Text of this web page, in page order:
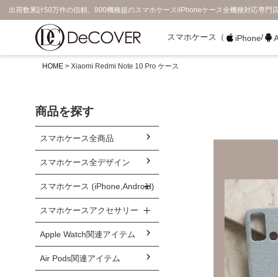
出荷数累計50万件の信頼。800機種超のスマホケース/iPhoneケース全機種対応専門
スマホケース（ iPhone/
HOME Xiaomi Redmi Note 10 Pro ケース
商品を探す
スマホケース全商品
スマホケース全デザイン
スマホケース (iPhone,Android)
スマホケースアクセサリー
Apple Watch関連アイテム
Air Pods関連アイテム